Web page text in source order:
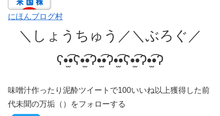
にほんブログ村
＼しょうちゅう／＼ぶろぐ／
ʕ•̫͡•ʕ•̫͡•ʔ•̫͡•ʔ•̫͡•ʕ•̫͡•ʔ•̫͡•ʔ
味噌汁作ったり泥酔ツイートで100いいね以上獲得した前
代未聞の万垢（）をフォローする